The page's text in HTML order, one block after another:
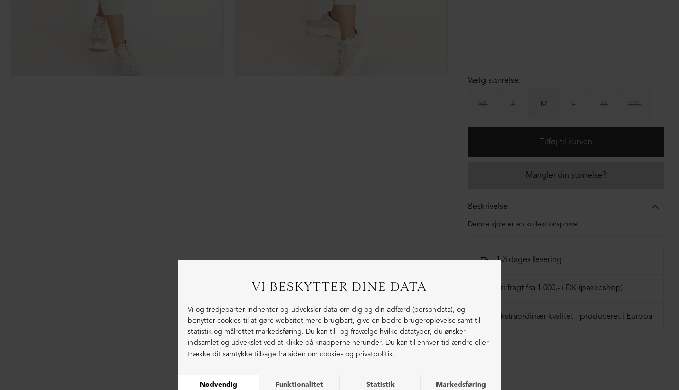
Vælg størrelse:
XS S M L XL XXL
Mangler din størrelse?
Beskrivelse
Denne kjole er en kollektionsprøve.
1-3 dages levering
Fri fragt fra 1.000,- i DK (pakkeshop)
Ekstraordinær kvalitet - produceret i Europa